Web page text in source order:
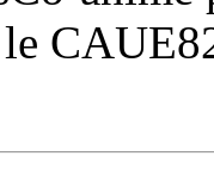
le